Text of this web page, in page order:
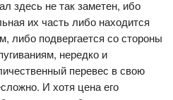
здесь не так заметен, ибо
их часть либо находится
либо подвергается со стороны
нередко и
перевес в свою
И хотя цена его